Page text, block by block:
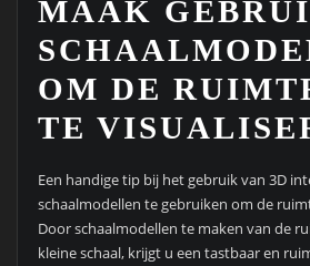
MAAK
OM DE
TE
Een handige tip bij het gebruik van 3D
schaalmodellen te gebruiken om de
Door schaalmodellen te maken van de
kleine schaal, krijgt u een tastbaar en